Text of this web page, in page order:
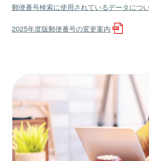
郵便番号検索に使用されているデータにつ
2025年度版郵便番号の変更案内